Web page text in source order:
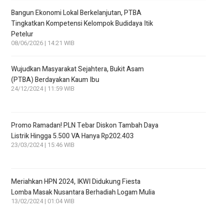
Bangun Ekonomi Lokal Berkelanjutan, PTBA
Tingkatkan Kompetensi Kelompok Budidaya Itik
Petelur
08/06/2026 | 14:21 WIB
Wujudkan Masyarakat Sejahtera, Bukit Asam
(PTBA) Berdayakan Kaum Ibu
24/12/2024 | 11:59 WIB
Promo Ramadan! PLN Tebar Diskon Tambah Daya
Listrik Hingga 5.500 VA Hanya Rp202.403
23/03/2024 | 15:46 WIB
Meriahkan HPN 2024, IKWI Didukung Fiesta
Lomba Masak Nusantara Berhadiah Logam Mulia
13/02/2024 | 01:04 WIB